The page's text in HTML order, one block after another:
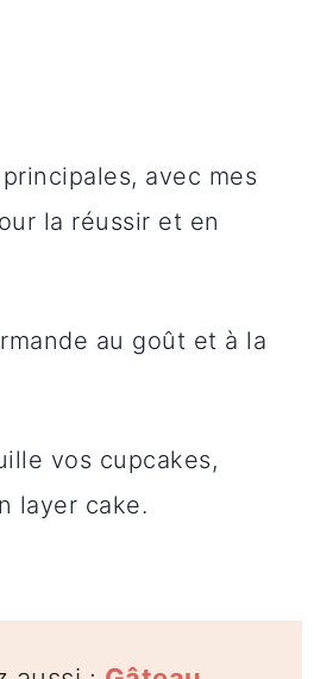
avec mes
la réussir et en
au goût et à la
vos cupcakes,
layer cake.